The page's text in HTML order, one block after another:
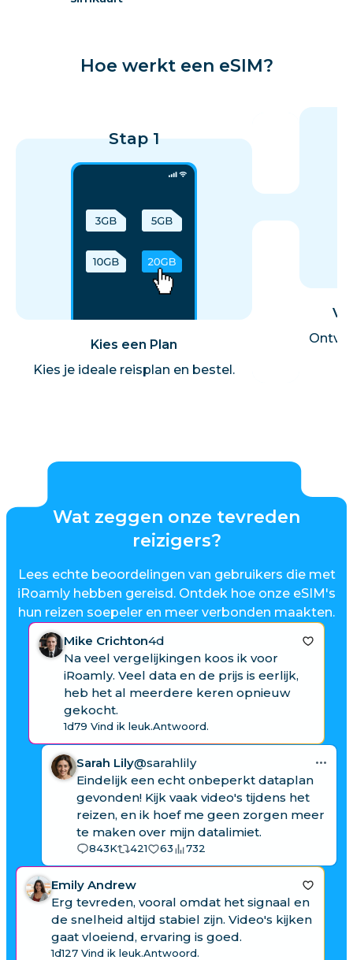
Hoe werkt een eSIM?
Stap 1
Kies een Plan
Kies je ideale reisplan en bestel.
Wat zeggen onze tevreden
reizigers?
Lees echte beoordelingen van gebruikers die met
iRoamly hebben gereisd. Ontdek hoe onze eSIM's
hun reizen soepeler en meer verbonden maakten.
Mike Crichton4d
Na veel vergelijkingen koos ik voor
iRoamly. Veel data en de prijs is eerlijk,
heb het al meerdere keren opnieuw
gekocht.
1d79 Vind ik leuk.Antwoord.
Sarah Lily@sarahlily
Eindelijk een echt onbeperkt dataplan
gevonden! Kijk vaak video's tijdens het
reizen, en ik hoef me geen zorgen meer
te maken over mijn datalimiet.
843K 421 63 732
Emily Andrew
Erg tevreden, vooral omdat het signaal en
de snelheid altijd stabiel zijn. Video's kijken
gaat vloeiend, ervaring is goed.
1d127 Vind ik leuk.Antwoord.